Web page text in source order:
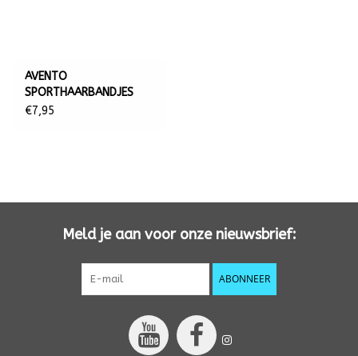
AVENTO
SPORTHAARBANDJES
ELASTIEK, 10 MM
€7,95
Meld je aan voor onze nieuwsbrief:
ABONNEER